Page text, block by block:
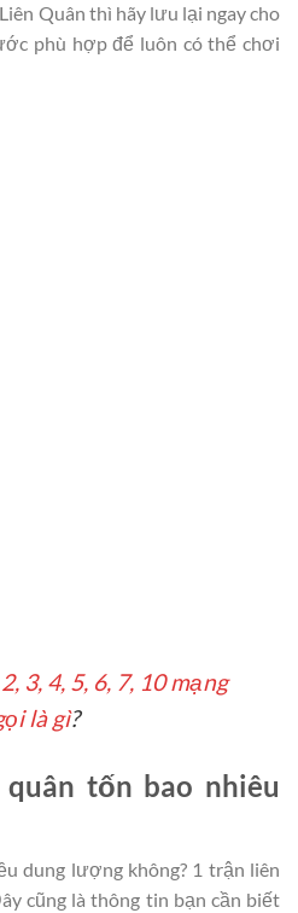
Quân thì hãy lưu lại ngay cho
phù hợp để luôn có thể chơi
3, 4, 5, 6, 7, 10 mạng
là gì?
tốn bao nhiêu
dung lượng không? 1 trận liên
cũng là thông tin bạn cần biết